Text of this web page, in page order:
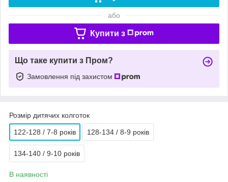
або
Купити з
Що таке купити з Пром?
Замовлення під захистом
Розмір дитячих колготок
122-128 / 7-8 років 128-134 / 8-9 років
134-140 / 9-10 років
В наявності